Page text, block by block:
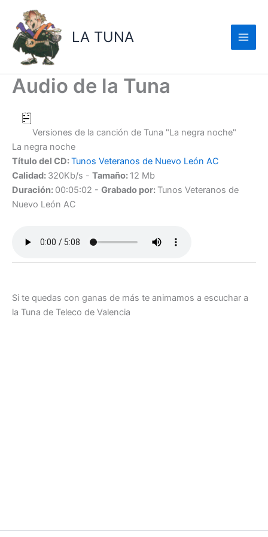
contenido
LA TUNA
Audio de la Tuna
Versiones de la canción de Tuna "La negra noche"
La negra noche
Título del CD:Tunos Veteranos de Nuevo León AC
Calidad: 320Kb/s - Tamaño: 12 Mb
Duración: 00:05:02 - Grabado por: Tunos Veteranos de
Nuevo León AC
Si te quedas con ganas de más te animamos a escuchar a
la Tuna de Teleco de Valencia